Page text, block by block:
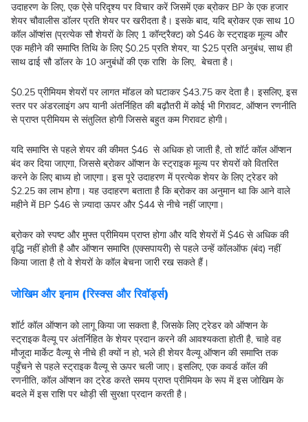
उदाहरण के लिए, एक ऐसे परिदृश्य पर विचार करें जिसमें एक ब्रोकर BP के एक हजार
शेयर चौवालीस डॉलर प्रति शेयर पर खरीदता है। इसके बाद, यदि ब्रोकर एक साथ 10
कॉल ऑप्शंस (प्रत्येक सौ शेयरों के लिए 1 कॉन्ट्रैक्ट) को $46 के स्ट्राइक मूल्य और
एक महीने की समाप्ति तिथि के लिए $0.25 प्रति शेयर, या $25 प्रति अनुबंध, साथ ही
साथ ढाई सौ डॉलर के 10 अनुबंधों की एक राशि के लिए, बेचता है।
$0.25 प्रीमियम शेयरों पर लागत मॉडल को घटाकर $43.75 कर देता है। इसलिए, इस
स्तर पर अंडरलाइंग अप यानी अंतर्निहित की बढ़ौतरी में कोई भी गिरावट, ऑप्शन रणनीति
से प्राप्त प्रीमियम से संतुलित होगी जिससे बहुत कम गिरावट होगी।
यदि समाप्ति से पहले शेयर की कीमत $46 से अधिक हो जाती है, तो शॉर्ट कॉल ऑप्शन
बंद कर दिया जाएगा, जिससे ब्रोकर ऑप्शन के स्ट्राइक मूल्य पर शेयरों को वितरित
करने के लिए बाध्य हो जाएगा। इस पूरे उदाहरण में प्रत्येक शेयर के लिए ट्रेडर को
$2.25 का लाभ होगा। यह उदाहरण बताता है कि ब्रोकर का अनुमान था कि आने वाले
महीने में BP $46 से ज़्यादा ऊपर और $44 से नीचे नहीं जाएगा।
ब्रोकर को स्पष्ट और मुफ्त प्रीमियम प्राप्त होगा और यदि शेयरों में $46 से अधिक की
वृद्धि नहीं होती है और ऑप्शन समाप्ति (एक्सपायरी) से पहले उन्हें कॉलऑफ (बंद) नहीं
किया जाता है तो वे शेयरों के कॉल बेचना जारी रख सकते हैं।
जोखिम और इनाम (रिस्क्स और रिवॉर्ड्स)
शॉर्ट कॉल ऑप्शन को लागू किया जा सकता है, जिसके लिए ट्रेडर को ऑप्शन के
स्ट्राइक वैल्यू पर अंतर्निहित के शेयर प्रदान करने की आवश्यकता होती है, चाहे वह
मौजूदा मार्केट वैल्यू से नीचे ही क्यों न हो, भले ही शेयर वैल्यू ऑप्शन की समाप्ति तक
पहुँचने से पहले स्ट्राइक वैल्यू से ऊपर चली जाए। इसलिए, एक कवर्ड कॉल की
रणनीति, कॉल ऑप्शन का ट्रेड करते समय प्राप्त प्रीमियम के रूप में इस जोखिम के
बदले में इस राशि पर थोड़ी सी सुरक्षा प्रदान करती है।